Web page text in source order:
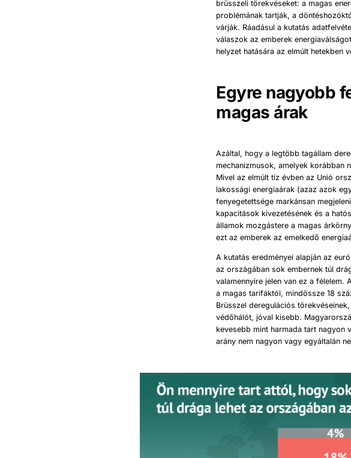
brüsszeli törekvéseket: a magas
problémának tartják, a
várják. Ráadásul a kutatás
válaszok az emberek
helyzet hatására az elmúlt hetekben
Egyre nagyobb
magas árak
Azáltal, hogy a legtöbb tagállam
mechanizmusok, amelyek korábban
Mivel az elmúlt tíz évben az Unió
lakossági energiaárak (azaz azok
fenyegetettsége markánsan
kapacitások kivezetésének és a
államok mozgástere a magas
ezt az emberek az emelkedő
A kutatás eredményei alapján az
az országában sok embernek túl
valamennyire jelen van ez a félelem.
a magas tarifáktól, mindössze 18
Brüsszel deregulációs
védőhálót, jóval kisebb.
kevesebb mint harmada tart
arány nem nagyon vagy egyáltalán